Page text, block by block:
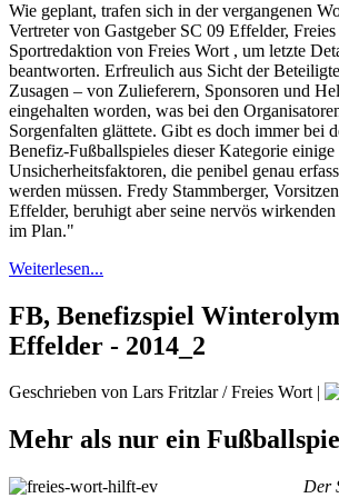
Wie geplant, trafen sich in der vergangenen
Vertreter von Gastgeber SC 09 Effelder,
Sportredaktion von Freies Wort , um letzte
beantworten. Erfreulich aus Sicht der
Zusagen – von Zulieferern, Sponsoren und
eingehalten worden, was bei den
Sorgenfalten glättete. Gibt es doch immer bei
Benefiz-Fußballspieles dieser Kategorie einige
Unsicherheitsfaktoren, die penibel genau
werden müssen. Fredy Stammberger,
Effelder, beruhigt aber seine nervös
im Plan."
Weiterlesen...
FB, Benefizspiel
Effelder - 2014_2
Geschrieben von Lars Fritzlar / Freies Wort|
Mehr als nur ein
Der